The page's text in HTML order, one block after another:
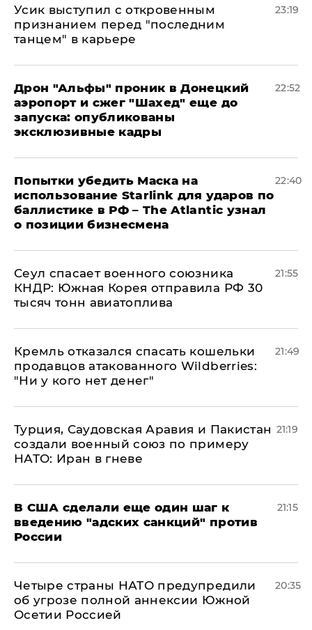
Усик выступил с откровенным
признанием перед "последним
танцем" в карьере
23:19
Дрон "Альфы" проник в Донецкий
аэропорт и сжег "Шахед" еще до
запуска: опубликованы
эксклюзивные кадры
22:52
Попытки убедить Маска на
использование Starlink для ударов по
баллистике в РФ – The Atlantic узнал
о позиции бизнесмена
22:40
​Сеул спасает военного союзника
КНДР: Южная Корея отправила РФ 30
тысяч тонн авиатоплива
21:55
Кремль отказался спасать кошельки
продавцов атакованного Wildberries:
"Ни у кого нет денег"
21:49
Турция, Саудовская Аравия и Пакистан
создали военный союз по примеру
НАТО: Иран в гневе
21:19
В США сделали еще один шаг к
введению "адских санкций" против
России
21:15
Четыре страны НАТО предупредили
об угрозе полной аннексии Южной
Осетии Россией
20:35